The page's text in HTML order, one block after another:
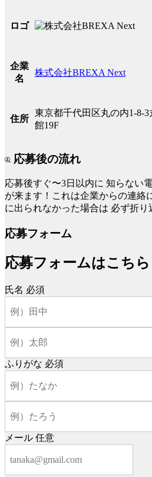
ロゴ
企業
名
株式会社BREXA Next
住所
東京都千代田区丸の内1-8-
館19F
応募後の流れ
応募後すぐ〜3日以内に 知らない
が来ます！これは企業からの連絡
に出られなかった場合は 必ず折り
応募フォーム
応募フォームはこちら
氏名 必須
ふりがな 必須
メール 任意